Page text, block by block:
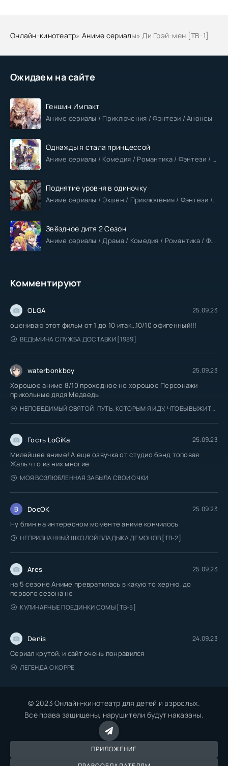
Ожидаем на сайте
Геншин Импакт
Аниме сериалы / Приключения / Фэнтези / Анонсы
Однажды я стала принцессой
Аниме сериалы / Комедия / Романтика / Фэнтези / Анонсы
Поднятие уровня в одиночку
Аниме сериалы / Экшен / Приключения / Фэнтези / Анонсы
Звёздное дитя 2 Сезон
Аниме сериалы / Драма / Комедия / Романтика / Фантастика / Анонсы
Комментируют
OLGA 25.09.23
оцениваю этот фильм от 1 до 10 итак...10/10 офигенный!!!
ВЕДЬМИНА СЛУЖБА ДОСТАВКИ [1989]
waterbonkboy 25.09.23
Хорошое аниме 8/10 проходное но хорошое Персонажи
прикольные дядя Медведь
НЕПОБЕДИМЫЙ СВЯТОЙ: ПУТЬ, КОТОРЫМ Я ИДУ, ЧТОБЫ ВЫЖИТЬ В ДРУГОМ МИРЕ
Гость LoGiKa 25.09.23
Милейшее аниме! А еще озвучка от студио бэнд топовая
Жаль что из них многие
МОЯ ВОЗЛЮБЛЕННАЯ ЗАБЫЛА СВОИ ОЧКИ
DocOK 25.09.23
Ну блин на интересном моменте аниме кончилось
НЕПРИЗНАННЫЙ ШКОЛОЙ ВЛАДЫКА ДЕМОНОВ [ТВ-2]
Ares 25.09.23
на 5 сезоне Аниме превратилась в какую то херню. до
первого сезона не
КУЛИНАРНЫЕ ПОЕДИНКИ СОМЫ [ТВ-5]
Denis 24.09.23
Сериал крутой, и сайт очень понравился
ЛЕГЕНДА О КОРРЕ
Онлайн-кинотеатр»Аниме сериалы» Ди Грэй-мен [ТВ-1]
© 2023 Онлайн-кинотеатр для детей и взрослых.
Все права защищены, нарушители будут наказаны.
ПРИЛОЖЕНИЕ